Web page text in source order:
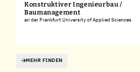
Konstruktiver Ingenieurbau /
Baumanagement
an der Frankfurt University of Applied Sciences
MEHR FINDEN